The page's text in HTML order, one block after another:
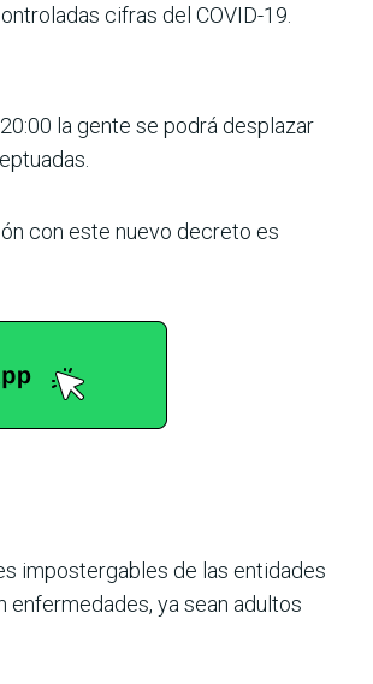
cifras del COVID-19.
la gente se podrá desplazar
con este nuevo decreto es
impostergables de las entidades
ya sean adultos